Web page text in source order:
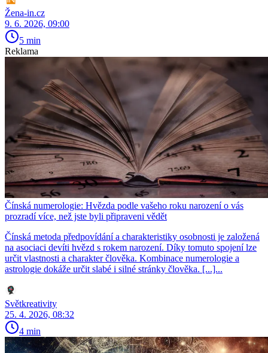
Žena-in.cz
9. 6. 2026, 09:00
5 min
Reklama
Čínská numerologie: Hvězda podle vašeho roku narození o vás
prozradí více, než jste byli připraveni vědět
Čínská metoda předpovídání a charakteristiky osobnosti je založená
na asociaci devíti hvězd s rokem narození. Díky tomuto spojení lze
určit vlastnosti a charakter člověka. Kombinace numerologie a
astrologie dokáže určit slabé i silné stránky člověka. [...]...
Světkreativity
25. 4. 2026, 08:32
4 min